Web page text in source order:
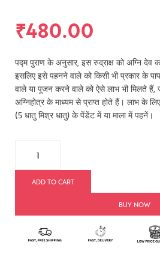
₹480.00
पद्म पुराण के अनुसार, इस रुद्राक्ष को अग्नि देव
इसलिए इसे पहनने वाले को किसी भी प्रकार के
वाले या पूजन करने वाले को ऐसे लाभ भी मिलते हैं,
अग्निहोत्र के माध्यम से प्राप्त होते हैं। लाभ के
(5 धातु मिश्र धातु) के पेंडेंट में या माला में पहनें।
ADD TO CART
BUY NOW